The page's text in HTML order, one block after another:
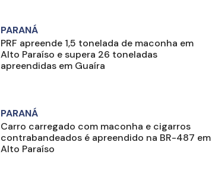
PARANÁ
PRF apreende 1,5 tonelada de maconha em
Alto Paraíso e supera 26 toneladas
apreendidas em Guaíra
PARANÁ
Carro carregado com maconha e cigarros
contrabandeados é apreendido na BR-487 em
Alto Paraíso